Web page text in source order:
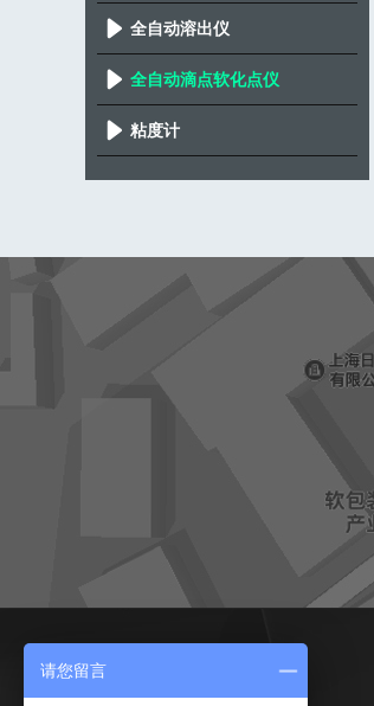
全自动溶出仪
全自动滴点软化点仪
粘度计
友情链接
请您留言